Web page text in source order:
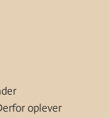
oplever